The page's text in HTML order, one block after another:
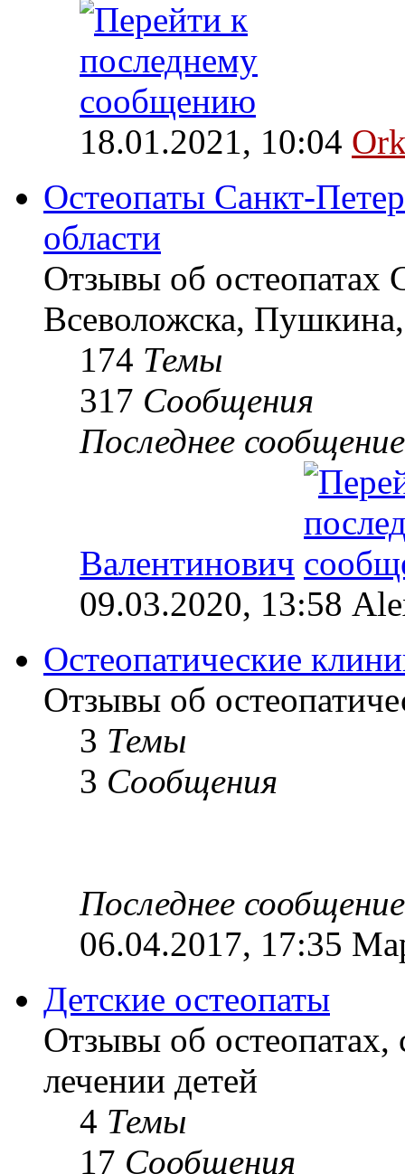
18.01.2021, 10:04
Остеопаты Санкт-
области
Отзывы об остеопатах
Всеволожска,
174 Темы
317 Сообщения
Последнее сообщение
Валентинович
09.03.2020, 13:58
Остеопатические
Отзывы об
3 Темы
3 Сообщения
Последнее сообщение
06.04.2017, 17:35
Детские остеопаты
Отзывы об
лечении детей
4 Темы
17 Сообщения